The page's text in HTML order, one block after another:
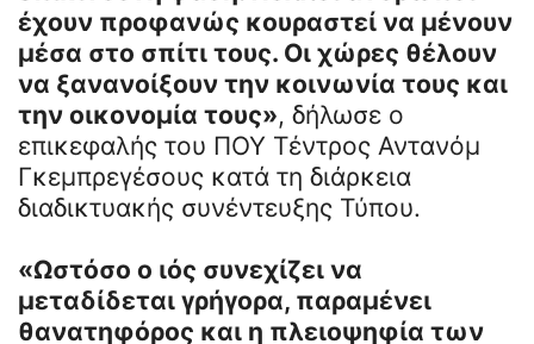
έχουν προφανώς κουραστεί να μένουν
μέσα στο σπίτι τους. Οι χώρες θέλουν
να ξανανοίξουν την κοινωνία τους και
την οικονομία τους», δήλωσε ο
επικεφαλής του ΠΟΥ Τέντρος Αντανόμ
Γκεμπρεγέσους κατά τη διάρκεια
διαδικτυακής συνέντευξης Τύπου.
«Ωστόσο ο ιός συνεχίζει να
μεταδίδεται γρήγορα, παραμένει
θανατηφόρος και η πλειοψηφία των